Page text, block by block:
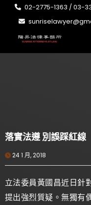
02-2775-1363 / 03-
落實法遵 別誤踩紅線
24 1 月, 2018
立法委員黃國昌近日針
提出強烈質疑。無獨有